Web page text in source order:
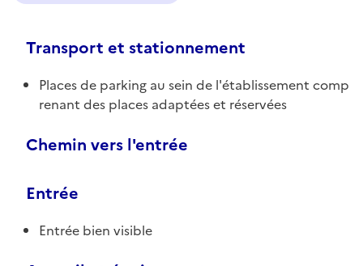
Transport et stationnement
Places de parking au sein de l'établissement comp
renant des places adaptées et réservées
Chemin vers l'entrée
Entrée
Entrée bien visible